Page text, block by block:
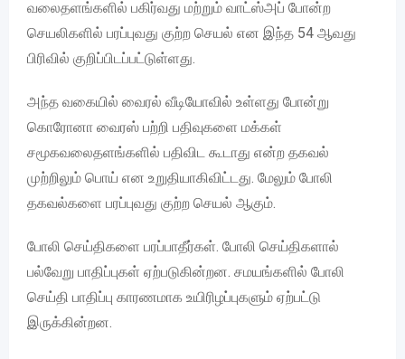
வலைதளங்களில் பகிர்வது மற்றும் வாட்ஸ்அப் போன்ற
செயலிகளில் பரப்புவது குற்ற செயல் என இந்த 54 ஆவது
பிரிவில் குறிப்பிடப்பட்டுள்ளது.
அந்த வகையில் வைரல் வீடியோவில் உள்ளது போன்று
கொரோனா வைரஸ் பற்றி பதிவுகளை மக்கள்
சமூகவலைதளங்களில் பதிவிட கூடாது என்ற தகவல்
முற்றிலும் பொய் என உறுதியாகிவிட்டது. மேலும் போலி
தகவல்களை பரப்புவது குற்ற செயல் ஆகும்.
போலி செய்திகளை பரப்பாதீர்கள். போலி செய்திகளால்
பல்வேறு பாதிப்புகள் ஏற்படுகின்றன. சமயங்களில் போலி
செய்தி பாதிப்பு காரணமாக உயிரிழப்புகளும் ஏற்பட்டு
இருக்கின்றன.